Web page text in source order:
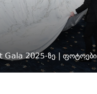
Gala 2025-ზე | ფოტოები